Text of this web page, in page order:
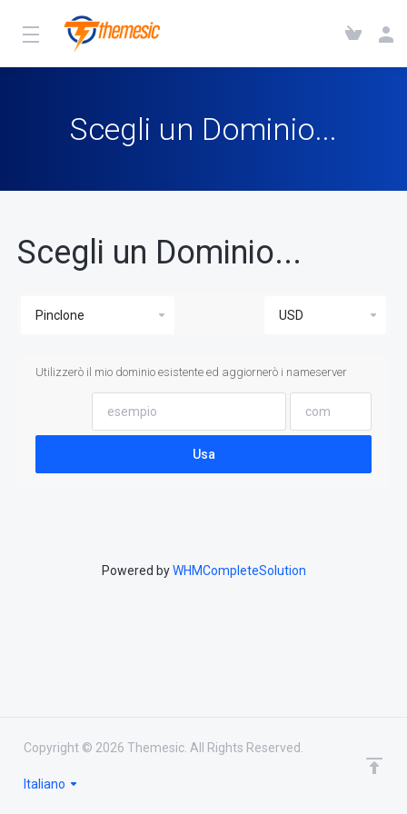
Scegli un Dominio...
Scegli un Dominio...
Utilizzerò il mio dominio esistente ed aggiornerò i nameserver
Usa
Powered byWHMCompleteSolution
Copyright © 2026 Themesic. All Rights Reserved.
Italiano